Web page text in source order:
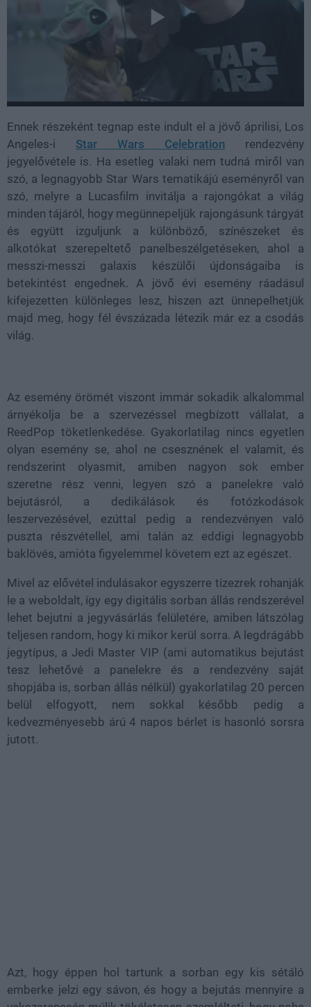
Ennek részeként tegnap este indult el a jövő áprilisi, Los
Angeles-i Star Wars Celebration rendezvény
jegyelővétele is. Ha esetleg valaki nem tudná miről van
szó, a legnagyobb Star Wars tematikájú eseményről van
szó, melyre a Lucasfilm invitálja a rajongókat a világ
minden tájáról, hogy megünnepeljük rajongásunk tárgyát
és együtt izguljunk a különböző, színészeket és
alkotókat szerepeltető panelbeszélgetéseken, ahol a
messzi-messzi galaxis készülői újdonságaiba is
betekintést engednek. A jövő évi esemény ráadásul
kifejezetten különleges lesz, hiszen azt ünnepelhetjük
majd meg, hogy fél évszázada létezik már ez a csodás
világ.
Az esemény örömét viszont immár sokadik alkalommal
árnyékolja be a szervezéssel megbízott vállalat, a
ReedPop töketlenkedése. Gyakorlatilag nincs egyetlen
olyan esemény se, ahol ne csesznének el valamit, és
rendszerint olyasmit, amiben nagyon sok ember
szeretne rész venni, legyen szó a panelekre való
bejutásról, a dedikálások és fotózkodások
leszervezésével, ezúttal pedig a rendezvényen való
puszta részvétellel, ami talán az eddigi legnagyobb
baklövés, amióta figyelemmel követem ezt az egészet.
Mivel az elővétel indulásakor egyszerre tízezrek rohanják
le a weboldalt, így egy digitális sorban állás rendszerével
lehet bejutni a jegyvásárlás felületére, amiben látszólag
teljesen random, hogy ki mikor kerül sorra. A legdrágább
jegytípus, a Jedi Master VIP (ami automatikus bejutást
tesz lehetővé a panelekre és a rendezvény saját
shopjába is, sorban állás nélkül) gyakorlatilag 20 percen
belül elfogyott, nem sokkal később pedig a
kedvezményesebb árú 4 napos bérlet is hasonló sorsra
jutott.
Azt, hogy éppen hol tartunk a sorban egy kis sétáló
emberke jelzi egy sávon, és hogy a bejutás mennyire a